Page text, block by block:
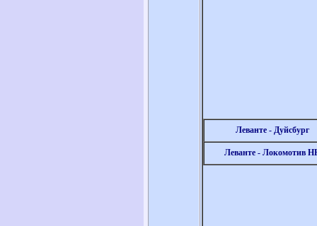
Леванте - Дуйсбург
Леванте - Локомотив